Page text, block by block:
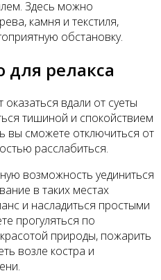
Здесь можно
камня и текстиля,
обстановку.
для релакса
вдали от суеты
тишиной и спокойствием
вы сможете отключиться от
расслабиться.
возможность уединиться
в таких местах
и насладиться простыми
прогуляться по
природы, пожарить
возле костра и